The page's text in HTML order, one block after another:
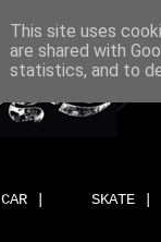
CAR | SKATE |
This site uses
are shared with
statistics, and to